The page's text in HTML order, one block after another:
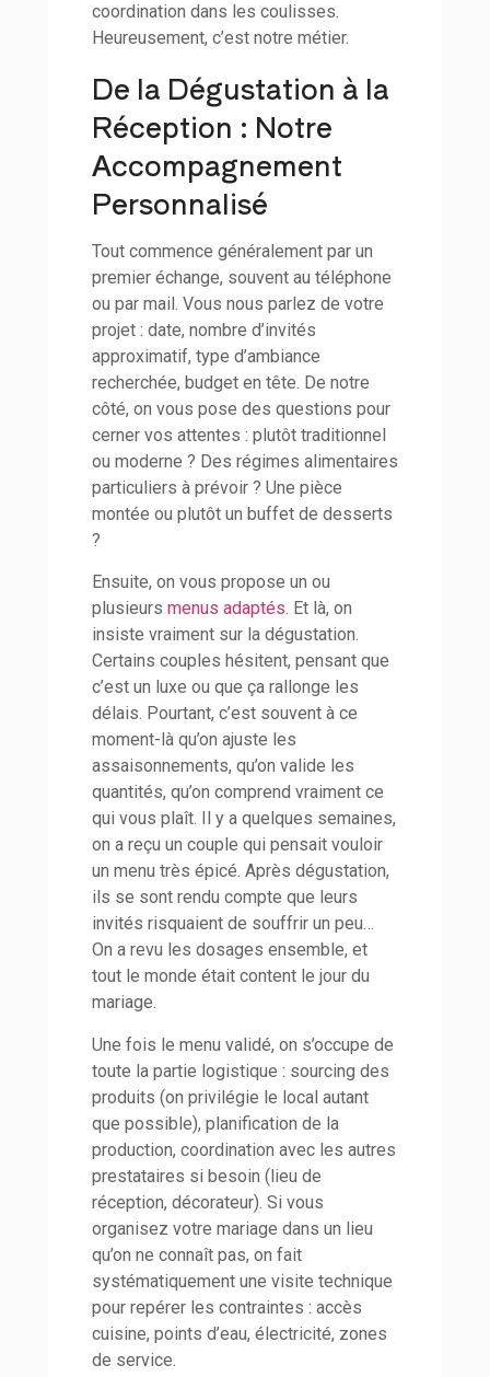
coordination dans les coulisses.
Heureusement, c’est notre métier.
De la Dégustation à la
Réception : Notre
Accompagnement
Personnalisé
Tout commence généralement par un
premier échange, souvent au téléphone
ou par mail. Vous nous parlez de votre
projet : date, nombre d’invités
approximatif, type d’ambiance
recherchée, budget en tête. De notre
côté, on vous pose des questions pour
cerner vos attentes : plutôt traditionnel
ou moderne ? Des régimes alimentaires
particuliers à prévoir ? Une pièce
montée ou plutôt un buffet de desserts
?
Ensuite, on vous propose un ou
plusieurs menus adaptés. Et là, on
insiste vraiment sur la dégustation.
Certains couples hésitent, pensant que
c’est un luxe ou que ça rallonge les
délais. Pourtant, c’est souvent à ce
moment-là qu’on ajuste les
assaisonnements, qu’on valide les
quantités, qu’on comprend vraiment ce
qui vous plaît. Il y a quelques semaines,
on a reçu un couple qui pensait vouloir
un menu très épicé. Après dégustation,
ils se sont rendu compte que leurs
invités risquaient de souffrir un peu…
On a revu les dosages ensemble, et
tout le monde était content le jour du
mariage.
Une fois le menu validé, on s’occupe de
toute la partie logistique : sourcing des
produits (on privilégie le local autant
que possible), planification de la
production, coordination avec les autres
prestataires si besoin (lieu de
réception, décorateur). Si vous
organisez votre mariage dans un lieu
qu’on ne connaît pas, on fait
systématiquement une visite technique
pour repérer les contraintes : accès
cuisine, points d’eau, électricité, zones
de service.